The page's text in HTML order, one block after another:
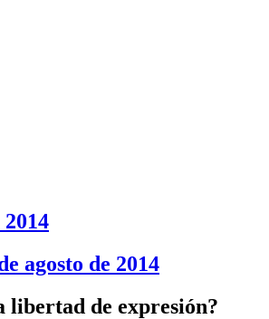
2014
agosto de 2014
libertad de expresión?